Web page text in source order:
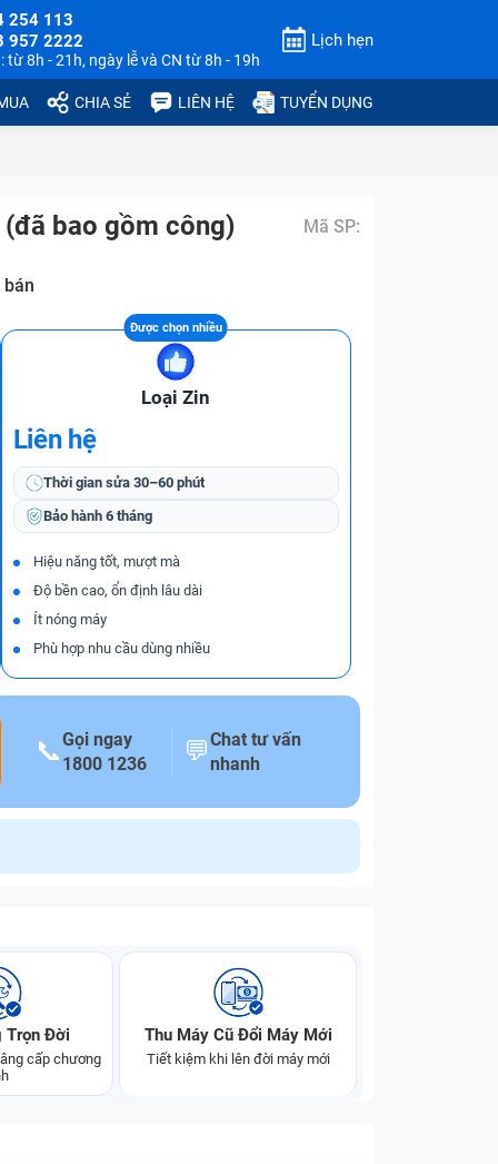
254 113
957 2222
từ 8h - 21h, ngày lễ và CN từ 8h - 19h
Lịch hẹn
CHIA SẺ LIÊN HỆ TUYỂN DỤNG
bao gồm công) Mã SP:
Loại Zin
Liên hệ
Thời gian sửa 30–60 phút
Bảo hành 6 tháng
Hiệu năng tốt, mượt mà
Độ bền cao, ổn định lâu dài
Ít nóng máy
Phù hợp nhu cầu dùng nhiều
📞Gọi ngay
1800 1236
💬Chat tư vấn
nhanh
Trọn Đời
cấp chương
Thu Máy Cũ Đổi Máy Mới
Tiết kiệm khi lên đời máy mới